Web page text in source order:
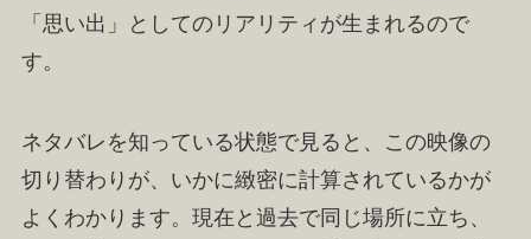
「思い出」としてのリアリティが生まれるので
す。
ネタバレを知っている状態で見ると、この映像の
切り替わりが、いかに緻密に計算されているかが
よくわかります。現在と過去で同じ場所に立ち、